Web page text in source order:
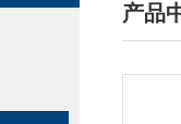
产品
/